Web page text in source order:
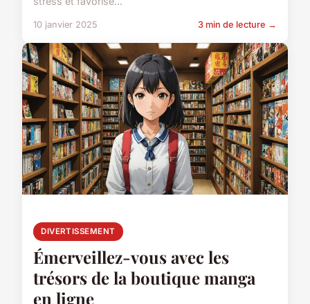
10 janvier 2025 3 min de lecture →
DIVERTISSEMENT
Émerveillez-vous avec les
trésors de la boutique manga
en ligne